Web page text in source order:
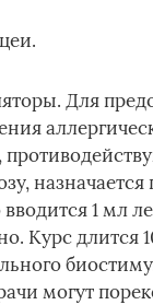
Для
1 мл
Курс длится
могут